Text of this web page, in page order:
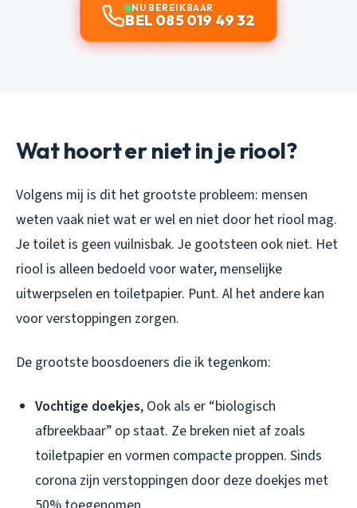
NU BEREIKBAAR
BEL 085 019 49 32
Wat hoort er niet in je riool?
Volgens mij is dit het grootste probleem: mensen
weten vaak niet wat er wel en niet door het riool mag.
Je toilet is geen vuilnisbak. Je gootsteen ook niet. Het
riool is alleen bedoeld voor water, menselijke
uitwerpselen en toiletpapier. Punt. Al het andere kan
voor verstoppingen zorgen.
De grootste boosdoeners die ik tegenkom:
Vochtige doekjes, Ook als er “biologisch
afbreekbaar” op staat. Ze breken niet af zoals
toiletpapier en vormen compacte proppen. Sinds
corona zijn verstoppingen door deze doekjes met